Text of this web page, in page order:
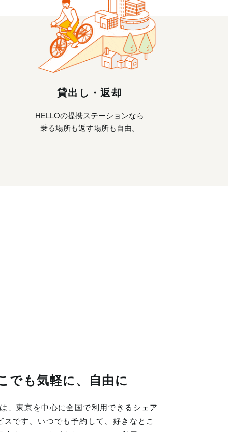
貸出し・返却
HELLOの提携ステーションなら
乗る場所も返す場所も自由。
でも気軽に、自由に
、東京を中心に全国で利用できるシェア
スです。いつでも予約して、好きなとこ